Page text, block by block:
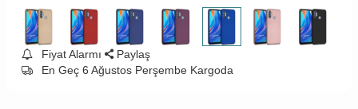
Fiyat Alarmı
Paylaş
En Geç 6 Ağustos Perşembe Kargoda